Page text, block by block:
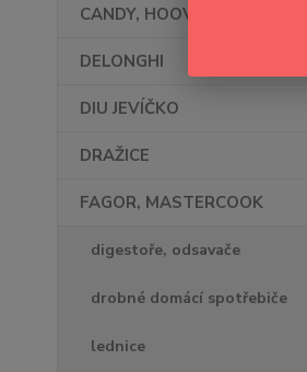
CANDY, HOOVER
DELONGHI
DIU JEVÍČKO
DRAŽICE
FAGOR, MASTERCOOK
digestoře, odsavače
drobné domácí spotřebiče
lednice